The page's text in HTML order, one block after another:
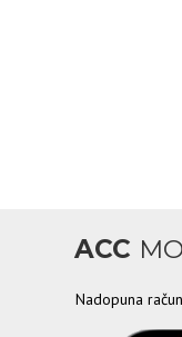
ACC
Nadopuna